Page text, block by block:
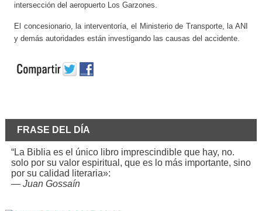
intersección del aeropuerto Los Garzones.
El concesionario, la interventoría, el Ministerio de Transporte, la ANI
y demás autoridades están investigando las causas del accidente.
FRASE DEL DÍA
“La Biblia es el único libro imprescindible que hay, no.
solo por su valor espiritual, que es lo más importante, sino
por su calidad literaria»:
— Juan Gossaín